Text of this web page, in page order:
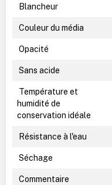
Blancheur
Couleur du média
Opacité
Sans acide
Température et
humidité de
conservation idéale
Résistance à l'eau
Séchage
Commentaire